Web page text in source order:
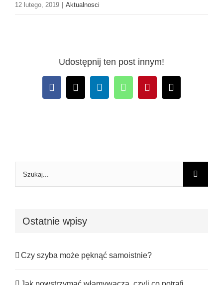
12 lutego, 2019 Aktualnosci
Udostępnij ten post innym!
Facebook
X LinkedInWhatsAppPinterestEmail
Szukaj
Ostatnie wpisy
Czy szyba może pęknąć samoistnie?